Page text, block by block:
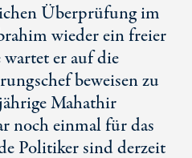
Überprüfung im
wieder ein freier
er auf die
beweisen zu
Mahathir
noch einmal für das
Politiker sind derzeit